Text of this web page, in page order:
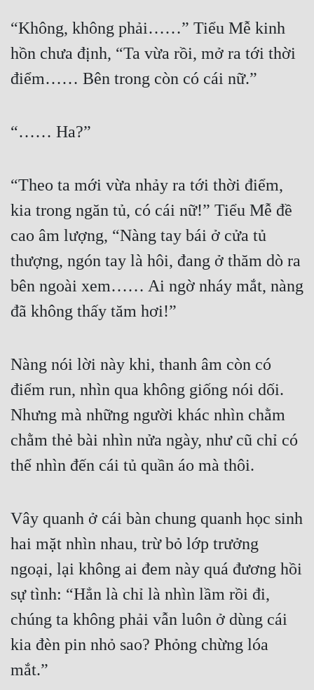
Linh Dị
Làm Giàu
Lịch Sử
Mạt Thế
Ngôn Tình
Nữ Phụ
Phong Thủy - Tâm Linh
Phản Phái
Quan Trường
Quân Sự
Sảng Văn
Sắc
Thanh Xuân
Tiểu Thuyết
Trinh Thám
Triều Đấu
Trùng Sinh
“Không, không phải……” Tiểu Mễ kinh
hồn chưa định, “Ta vừa rồi, mở ra tới thời
điểm…… Bên trong còn có cái nữ.”
“…… Ha?”
“Theo ta mới vừa nhảy ra tới thời điểm,
kia trong ngăn tủ, có cái nữ!” Tiểu Mễ đề
cao âm lượng, “Nàng tay bái ở cửa tủ
thượng, ngón tay là hôi, đang ở thăm dò ra
bên ngoài xem…… Ai ngờ nháy mắt, nàng
đã không thấy tăm hơi!”
Nàng nói lời này khi, thanh âm còn có
điểm run, nhìn qua không giống nói dối.
Nhưng mà những người khác nhìn chằm
chằm thẻ bài nhìn nửa ngày, như cũ chỉ có
thể nhìn đến cái tủ quần áo mà thôi.
Vây quanh ở cái bàn chung quanh học sinh
hai mặt nhìn nhau, trừ bỏ lớp trưởng
ngoại, lại không ai đem này quá đương hồi
sự tình: “Hẳn là chỉ là nhìn lầm rồi đi,
chúng ta không phải vẫn luôn ở dùng cái
kia đèn pin nhỏ sao? Phỏng chừng lóa
mắt.”